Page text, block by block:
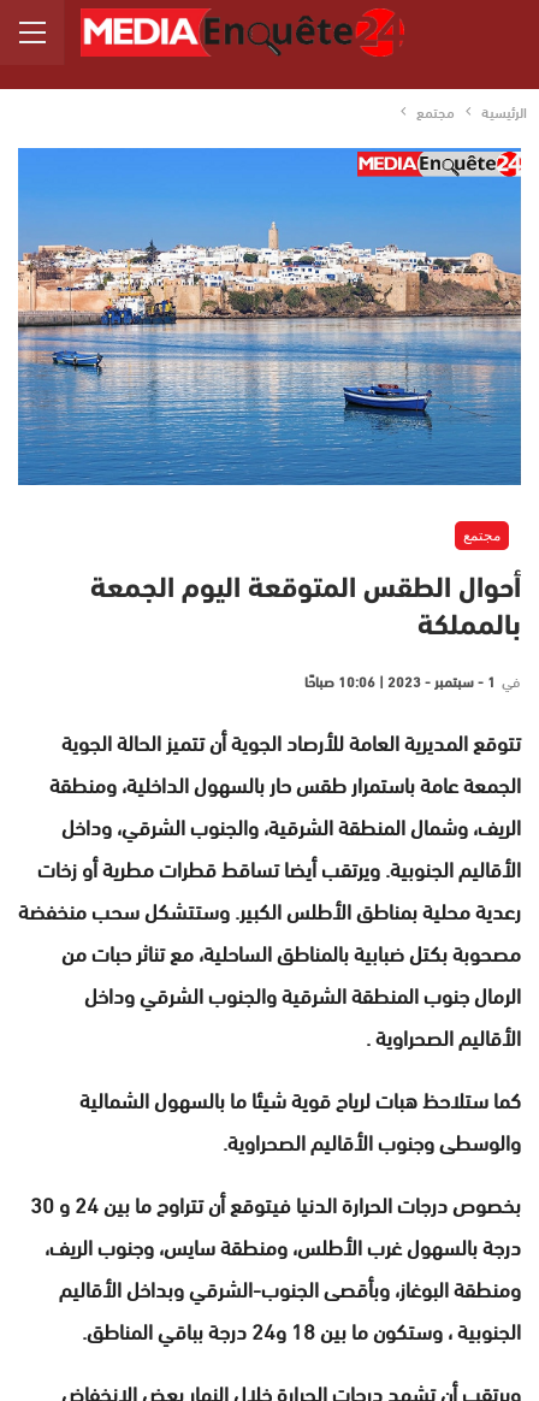
الرئيسية مجتمع
مجتمع
أحوال الطقس المتوقعة اليوم الجمعة
بالمملكة
في 1 - سبتمبر - 2023 | 10:06 صباحًا
تتوقع المديرية العامة للأرصاد الجوية أن تتميز الحالة الجوية
الجمعة عامة باستمرار طقس حار بالسهول الداخلية، ومنطقة
الريف، وشمال المنطقة الشرقية، والجنوب الشرقي، وداخل
الأقاليم الجنوبية. ويرتقب أيضا تساقط قطرات مطرية أو زخات
رعدية محلية بمناطق الأطلس الكبير. وستتشكل سحب منخفضة
مصحوبة بكتل ضبابية بالمناطق الساحلية، مع تناثر حبات من
الرمال جنوب المنطقة الشرقية والجنوب الشرقي وداخل
الأقاليم الصحراوية .
كما ستلاحظ هبات لرياح قوية شيئا ما بالسهول الشمالية
والوسطى وجنوب الأقاليم الصحراوية.
بخصوص درجات الحرارة الدنيا فيتوقع أن تتراوح ما بين 24 و 30
درجة بالسهول غرب الأطلس، ومنطقة سايس، وجنوب الريف،
ومنطقة البوغاز، وبأقصى الجنوب-الشرقي وبداخل الأقاليم
الجنوبية ، وستكون ما بين 18 و24 درجة بباقي المناطق.
ويرتقب أن تشهد درجات الحرارة خلال النهار بعض الانخفاض